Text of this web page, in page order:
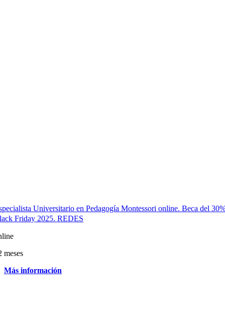
Universitario en Pedagogía Montessori online. Beca del
Friday 2025. REDES
meses
Más información